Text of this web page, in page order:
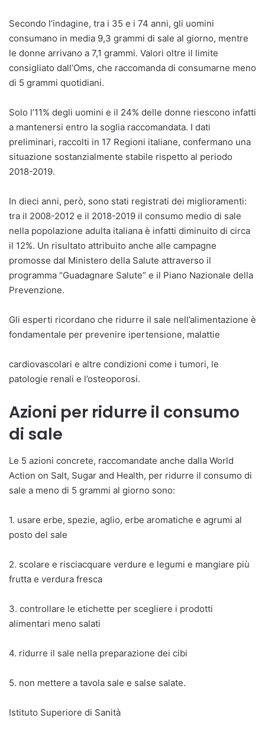
Secondo l’indagine, tra i 35 e i 74 anni, gli uomini
consumano in media 9,3 grammi di sale al giorno, mentre
le donne arrivano a 7,1 grammi. Valori oltre il limite
consigliato dall’Oms, che raccomanda di consumarne meno
di 5 grammi quotidiani.
Solo l’11% degli uomini e il 24% delle donne riescono infatti
a mantenersi entro la soglia raccomandata. I dati
preliminari, raccolti in 17 Regioni italiane, confermano una
situazione sostanzialmente stabile rispetto al periodo
2018-2019.
In dieci anni, però, sono stati registrati dei miglioramenti:
tra il 2008-2012 e il 2018-2019 il consumo medio di sale
nella popolazione adulta italiana è infatti diminuito di circa
il 12%. Un risultato attribuito anche alle campagne
promosse dal Ministero della Salute attraverso il
programma “Guadagnare Salute” e il Piano Nazionale della
Prevenzione.
Gli esperti ricordano che ridurre il sale nell’alimentazione è
fondamentale per prevenire ipertensione, malattie
cardiovascolari e altre condizioni come i tumori, le
patologie renali e l’osteoporosi.
Azioni per ridurre il consumo
di sale
Le 5 azioni concrete, raccomandate anche dalla World
Action on Salt, Sugar and Health, per ridurre il consumo di
sale a meno di 5 grammi al giorno sono:
1. usare erbe, spezie, aglio, erbe aromatiche e agrumi al
posto del sale
2. scolare e risciacquare verdure e legumi e mangiare più
frutta e verdura fresca
3. controllare le etichette per scegliere i prodotti
alimentari meno salati
4. ridurre il sale nella preparazione dei cibi
5. non mettere a tavola sale e salse salate.
Istituto Superiore di Sanità